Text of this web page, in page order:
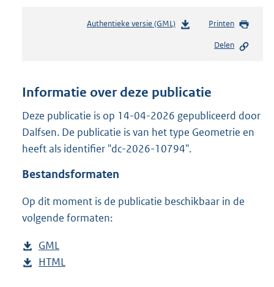
Authentieke versie (GML)b
n
s
r
o
e
Printen
Delen
Informatie over deze publicatie
Deze publicatie is op 14-04-2026 gepubliceerd door
Dalfsen. De publicatie is van het type Geometrie en
heeft als identifier "dc-2026-10794".
Bestandsformaten
Op dit moment is de publicatie beschikbaar in de
volgende formaten:
D
o
GML
e
D
HTML